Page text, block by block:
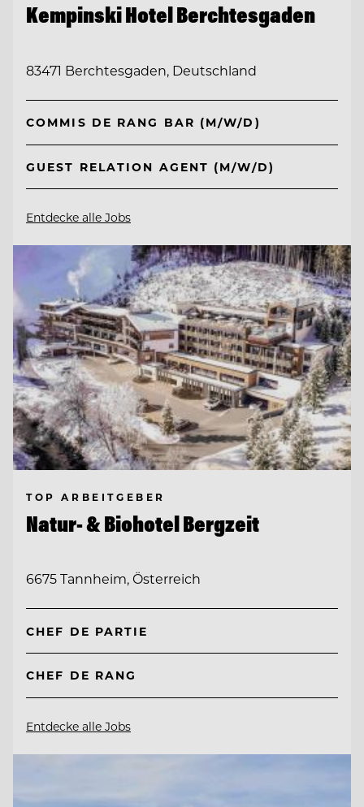
Kempinski Hotel Berchtesgaden
83471 Berchtesgaden, Deutschland
COMMIS DE RANG BAR (M/W/D)
GUEST RELATION AGENT (M/W/D)
Entdecke alle Jobs
TOP ARBEITGEBER
Natur- & Biohotel Bergzeit
6675 Tannheim, Österreich
CHEF DE PARTIE
CHEF DE RANG
Entdecke alle Jobs